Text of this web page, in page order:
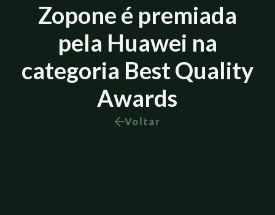
Zopone é premiada
pela Huawei na
categoria Best Quality
Awards
Voltar